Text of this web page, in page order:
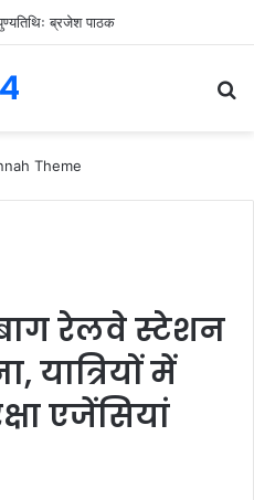
ब्रजेश पाठक
रेलवे स्टेशन
यात्रियों में
एजेंसियां